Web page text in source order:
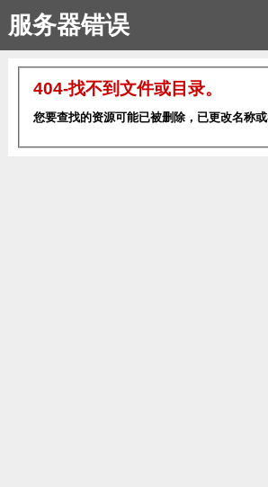
服务器错误
404-找不到文件或目录。
您要查找的资源可能已被删除，已更改名称或